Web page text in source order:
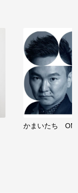
かまいたち